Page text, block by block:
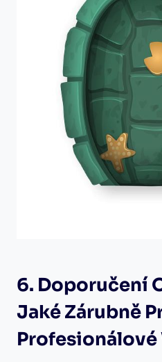
6. Doporučení
Jaké Zárubně
Profesionálové